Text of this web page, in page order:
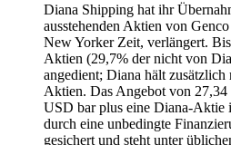
Diana Shipping hat ihr
ausstehenden Aktien von
New Yorker Zeit, verlängert.
Aktien (29,7% der nicht von
angedient; Diana hält
Aktien. Das Angebot von
USD bar plus eine Diana-Aktie
durch eine unbedingte
gesichert und steht unter